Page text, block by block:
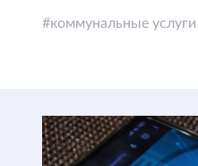
коммунальные услуги